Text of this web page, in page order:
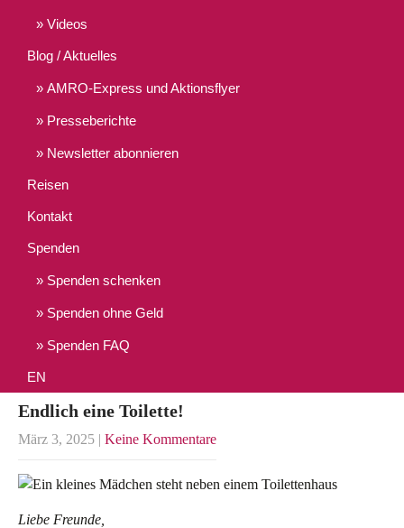
Videos
Blog / Aktuelles
AMRO-Express und Aktionsflyer
Presseberichte
Newsletter abonnieren
Reisen
Kontakt
Spenden
Spenden schenken
Spenden ohne Geld
Spenden FAQ
EN
Endlich eine Toilette!
März 3, 2025 | Keine Kommentare
Liebe Freunde,